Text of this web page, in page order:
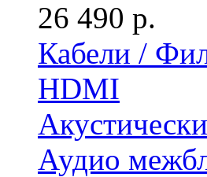
26 490 р.
Кабели /
HDMI
Аудио